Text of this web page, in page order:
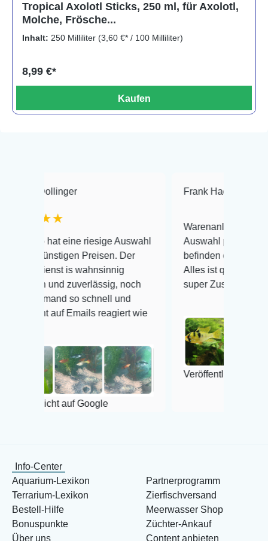
Tropical Axolotl Sticks, 250 ml, für Axolotl,
Molche, Frösche...
Inhalt: 250 Milliliter (3,60 €* / 100 Milliliter)
8,99 €*
Kaufen
eine riesige Auswahl
Preisen. Der
is wahnsinnig
zuverlässig, noch
so schnell und
Emails reagiert wie
auf Google
Frank Hackmayer
Warenanlieferung Top und die
Auswahl plus gesundheitliches
befinden der Fische
Alles ist quick lebendig und im
super Zustand. Gerne wieder 😃
Veröffentlicht auf Google
Info-Center
Aquarium-Lexikon
Terrarium-Lexikon
Bestell-Hilfe
Bonuspunkte
Über uns
Partnerprogramm
Zierfischversand
Meerwasser Shop
Züchter-Ankauf
Content anbieten